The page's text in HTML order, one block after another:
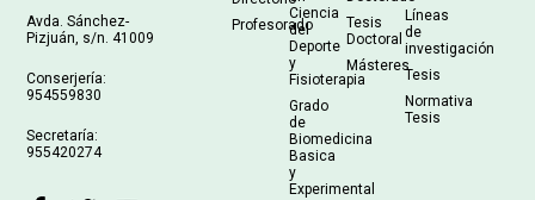
Avda. Sánchez-
Pizjuán, s/n. 41009
Conserjería:
954559830
Secretaría:
955420274
Profesorado
Ciencia
del
Deporte
y
Fisioterapia
Grado
de
Biomedicina
Basica
y
Experimental
Tesis
Doctoral
Másteres
Líneas
de
investigación
Tesis
Normativa
Tesis